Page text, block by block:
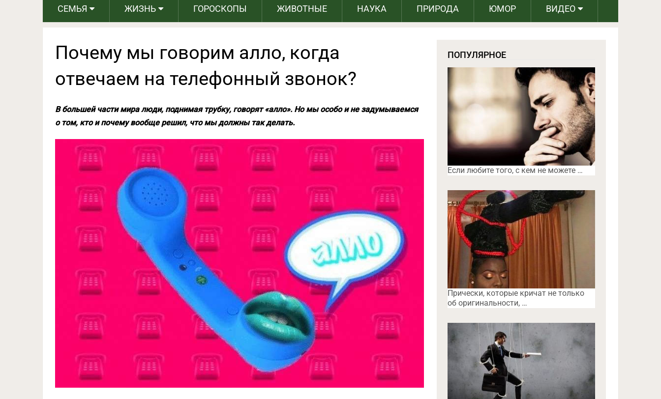
СЕМЬЯ ЖИЗНЬ ГОРОСКОПЫ ЖИВОТНЫЕ НАУКА ПРИРОДА ЮМОР ВИДЕО
Почему мы говорим алло, когда
отвечаем на телефонный звонок?
В большей части мира люди, поднимая трубку, говорят «алло». Но мы особо и не задумываемся
о том, кто и почему вообще решил, что мы должны так делать.
ПОПУЛЯРНОЕ
Если любите того, с кем не можете …
Прически, которые кричат не только
об оригинальности, …